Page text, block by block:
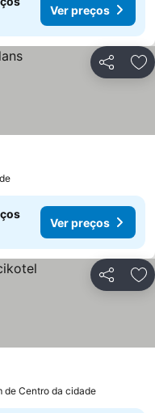
Ver preços
Partilhar
Ver preços
Partilhar
de Centro da cidade